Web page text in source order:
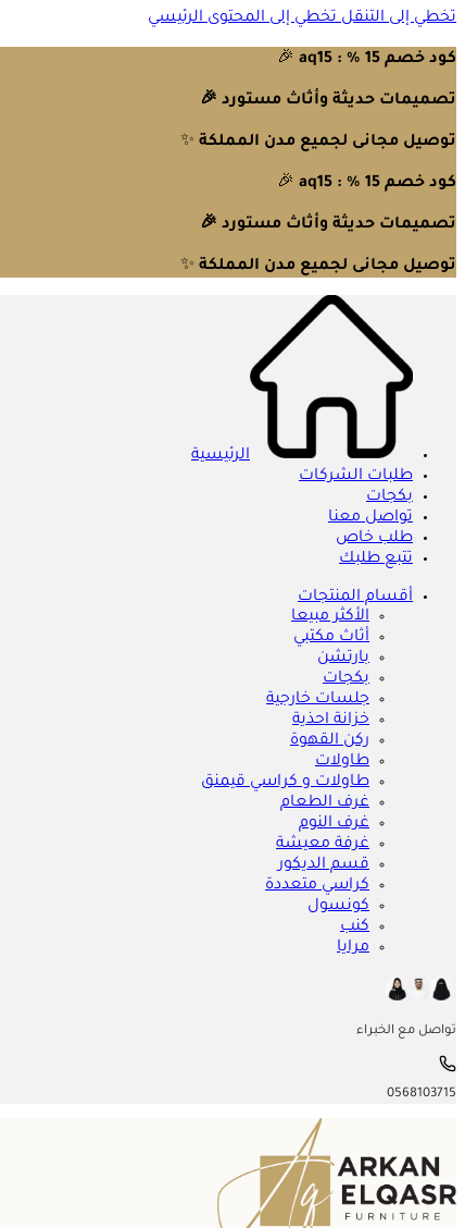
تخطي إلى التنقلتخطي إلى المحتوى الرئيسي
كود خصم 15 % : aq15 🎉
تصميمات حديثة وأثاث مستورد 🎉
توصيل مجانى لجميع مدن المملكة ✨
كود خصم 15 % : aq15 🎉
تصميمات حديثة وأثاث مستورد 🎉
توصيل مجانى لجميع مدن المملكة ✨
الرئيسية
طلبات الشركات
بكجات
تواصل معنا
طلب خاص
تتبع طلبك
أقسام المنتجات
الأكثر مبيعا
أثاث مكتبي
بارتشن
بكجات
جلسات خارجية
خزانة احذية
ركن القهوة
طاولات
طاولات و كراسي قيمنق
غرف الطعام
غرف النوم
غرفة معيشة
قسم الديكور
كراسي متعددة
كونسول
كنب
مرايا
تواصل مع الخبراء
0568103715